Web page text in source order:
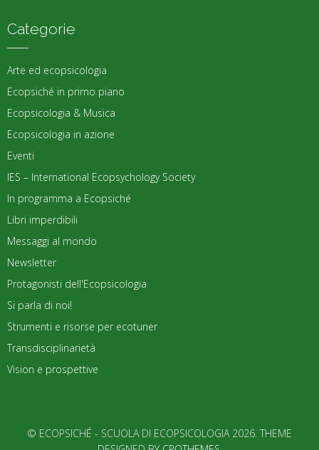
Categorie
Arte ed ecopsicologia
Ecopsiché in primo piano
Ecopsicologia & Musica
Ecopsicologia in azione
Eventi
IES – International Ecopsychology Society
In programma a Ecopsiché
Libri imperdibili
Messaggi al mondo
Newsletter
Protagonisti dell'Ecopsicologia
Si parla di noi!
Strumenti e risorse per ecotuner
Transdisciplinarietà
Vision e prospettive
© ECOPSICHÉ - SCUOLA DI ECOPSICOLOGIA 2026. THEME